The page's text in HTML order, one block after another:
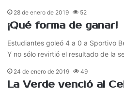
28 de enero de 2019 52
¡Qué forma de ganar!
Estudiantes goleó 4 a 0 a Sportivo
Y no sólo revirtió el resultado de la
24 de enero de 2019 49
La Verde venció al